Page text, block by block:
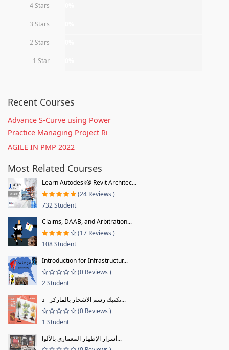
4 Stars
3 Stars
2 Stars
1 Star
Recent Courses
Advance S-Curve using Power
Practice Managing Project Ri
AGILE IN PMP 2022
Most Related Courses
Learn Autodesk® Revit Architec...
(24 Reviews )
732 Student
Claims, DAAB, and Arbitration...
(17 Reviews )
108 Student
Introduction for Infrastructur...
(0 Reviews )
2 Student
تكنيك رسم الاشجار بالماركر - د...
(0 Reviews )
1 Student
أسرار الإظهار المعماري بالألوا...